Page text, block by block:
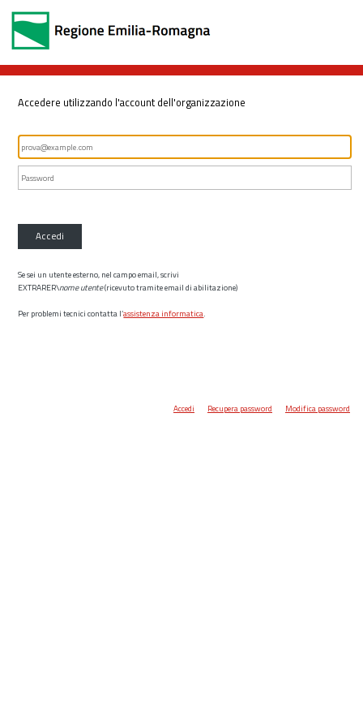
Accedere utilizzando l'account dell'organizzazione
Accedi
Se sei un utente esterno, nel campo email, scrivi
EXTRARER\nome utente(ricevuto tramite email di abilitazione)
Per problemi tecnici contatta l’assistenza informatica.
Accedi Recupera password Modifica password